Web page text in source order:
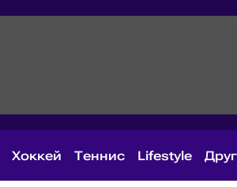
Хоккей Теннис Lifestyle